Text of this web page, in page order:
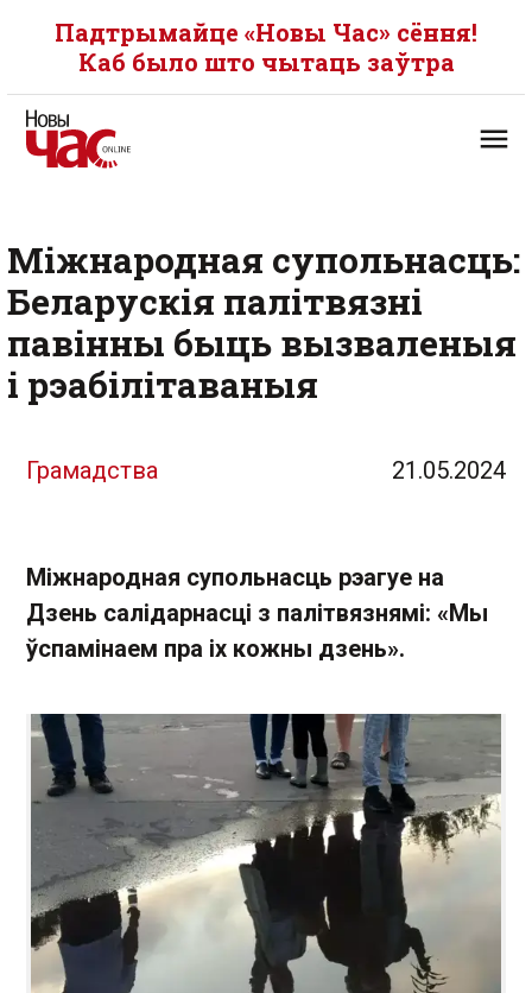
Падтрымайце «Новы Час» сёння!
Каб было што чытаць заўтра
Міжнародная супольнасць:
Беларускія палітвязні
павінны быць вызваленыя
і рэабілітаваныя
Грамадства 21.05.2024
Міжнародная супольнасць рэагуе на
Дзень салідарнасці з палітвязнямі: «Мы
ўспамінаем пра іх кожны дзень».